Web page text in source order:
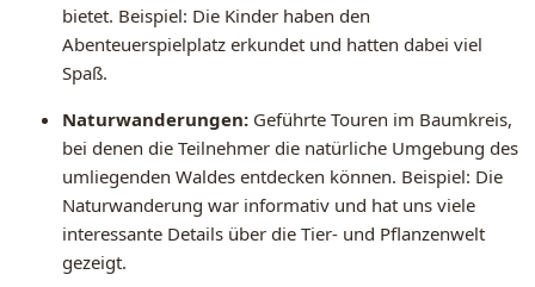
bietet. Beispiel: Die Kinder haben den
Abenteuerspielplatz erkundet und hatten dabei viel
Spaß.
Naturwanderungen: Geführte Touren im Baumkreis,
bei denen die Teilnehmer die natürliche Umgebung des
umliegenden Waldes entdecken können. Beispiel: Die
Naturwanderung war informativ und hat uns viele
interessante Details über die Tier- und Pflanzenwelt
gezeigt.